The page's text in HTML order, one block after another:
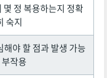
몇 정 복용하는지 정확
숙지
야 할 점과 발생 가능
작용